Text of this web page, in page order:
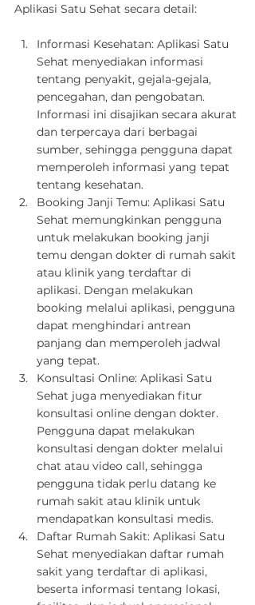
Aplikasi Satu Sehat secara detail:
Informasi Kesehatan: Aplikasi Satu
Sehat menyediakan informasi
tentang penyakit, gejala-gejala,
pencegahan, dan pengobatan.
Informasi ini disajikan secara akurat
dan terpercaya dari berbagai
sumber, sehingga pengguna dapat
memperoleh informasi yang tepat
tentang kesehatan.
Booking Janji Temu: Aplikasi Satu
Sehat memungkinkan pengguna
untuk melakukan booking janji
temu dengan dokter di rumah sakit
atau klinik yang terdaftar di
aplikasi. Dengan melakukan
booking melalui aplikasi, pengguna
dapat menghindari antrean
panjang dan memperoleh jadwal
yang tepat.
Konsultasi Online: Aplikasi Satu
Sehat juga menyediakan fitur
konsultasi online dengan dokter.
Pengguna dapat melakukan
konsultasi dengan dokter melalui
chat atau video call, sehingga
pengguna tidak perlu datang ke
rumah sakit atau klinik untuk
mendapatkan konsultasi medis.
Daftar Rumah Sakit: Aplikasi Satu
Sehat menyediakan daftar rumah
sakit yang terdaftar di aplikasi,
beserta informasi tentang lokasi,